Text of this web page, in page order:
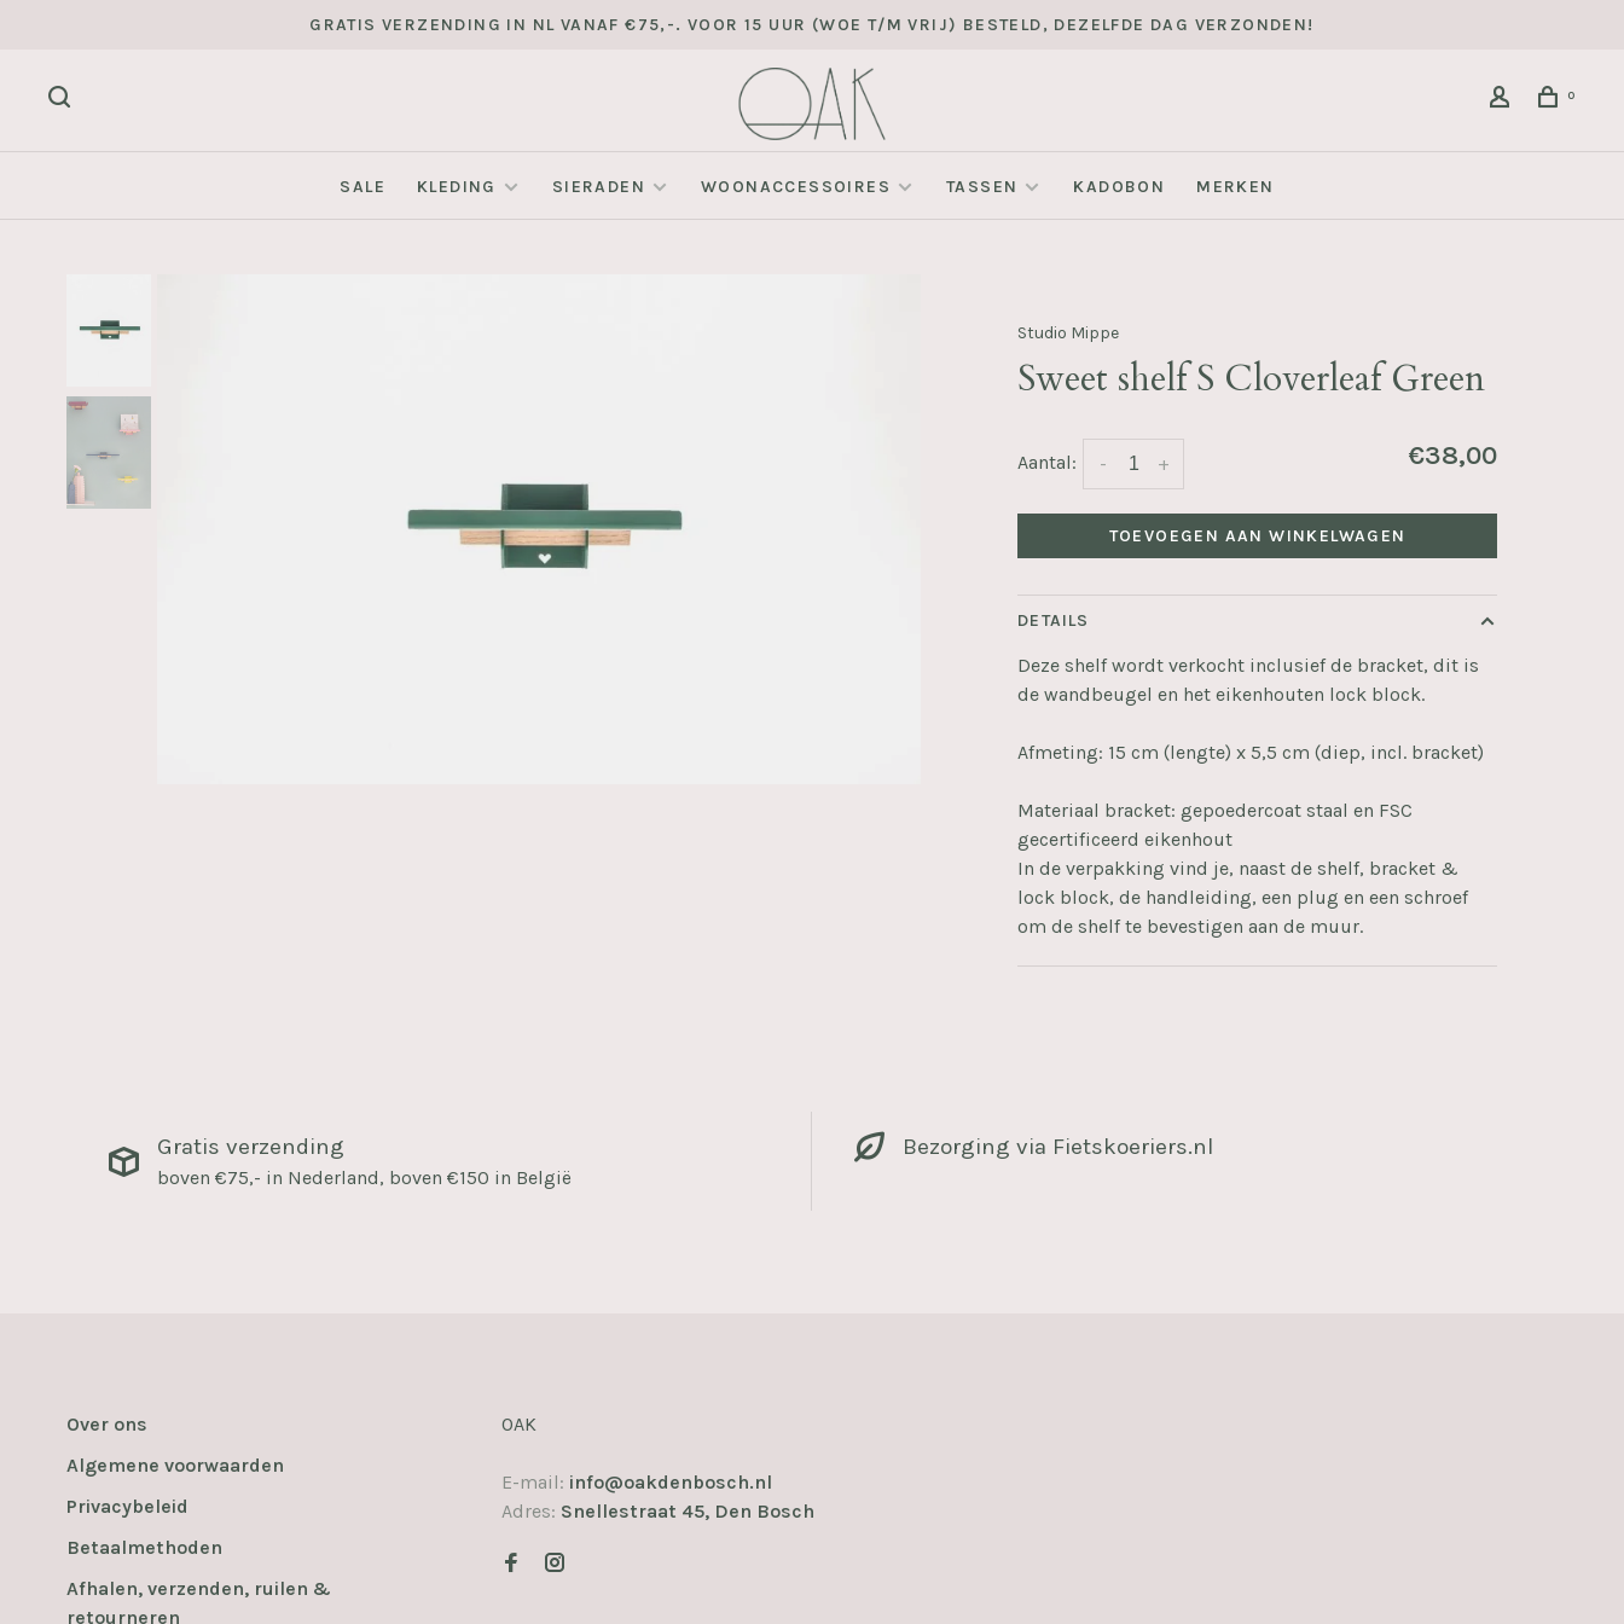
GRATIS VERZENDING IN NL VANAF €75,-. VOOR 15 UUR (WOE T/M VRIJ) BESTELD, DEZELFDE DAG VERZONDEN!
0
SALE KLEDING SIERADEN WOONACCESSOIRES TASSEN KADOBON MERKEN
Studio Mippe
Sweet shelf S Cloverleaf Green
Aantal: +
- €38,00
TOEVOEGEN AAN WINKELWAGEN
DETAILS
Deze shelf wordt verkocht inclusief de bracket, dit is
de wandbeugel en het eikenhouten lock block.
Afmeting: 15 cm (lengte) x 5,5 cm (diep, incl. bracket)
Materiaal bracket: gepoedercoat staal en FSC
gecertificeerd eikenhout
In de verpakking vind je, naast de shelf, bracket &
lock block, de handleiding, een plug en een schroef
om de shelf te bevestigen aan de muur.
Gratis verzending
boven €75,- in Nederland, boven €150 in België
Bezorging via Fietskoeriers.nl
Over ons
Algemene voorwaarden
Privacybeleid
Betaalmethoden
Afhalen, verzenden, ruilen &
retourneren
OAK
E-mail: info@oakdenbosch.nl
Adres: Snellestraat 45, Den Bosch